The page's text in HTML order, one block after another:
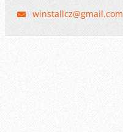
winstallcz@gmail.com